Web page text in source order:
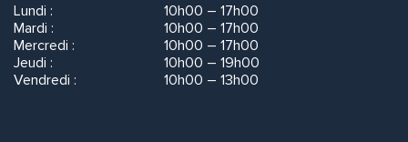
Lundi :
10h00 – 17h00
Mardi :
10h00 – 17h00
Mercredi :
10h00 – 17h00
Jeudi :
10h00 – 19h00
Vendredi :
10h00 – 13h00